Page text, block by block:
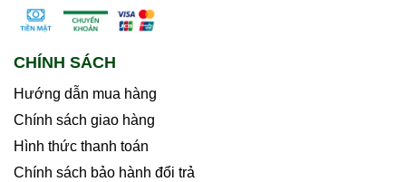
CHÍNH SÁCH
Hướng dẫn mua hàng
Chính sách giao hàng
Hình thức thanh toán
Chính sách bảo hành đổi trả